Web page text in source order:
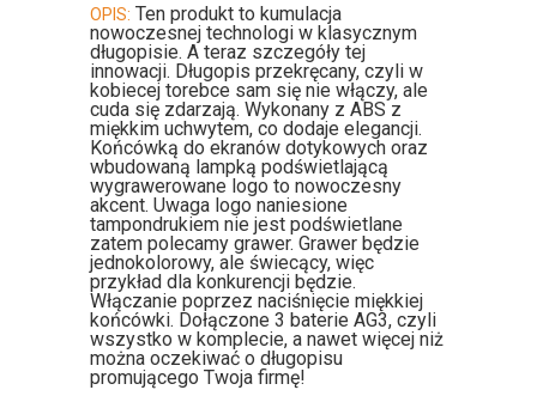
OPIS: Ten produkt to kumulacja
nowoczesnej technologi w klasycznym
długopisie. A teraz szczegóły tej
innowacji. Długopis przekręcany, czyli w
kobiecej torebce sam się nie włączy, ale
cuda się zdarzają. Wykonany z ABS z
miękkim uchwytem, co dodaje elegancji.
Końcówką do ekranów dotykowych oraz
wbudowaną lampką podświetlającą
wygrawerowane logo to nowoczesny
akcent. Uwaga logo naniesione
tampondrukiem nie jest podświetlane
zatem polecamy grawer. Grawer będzie
jednokolorowy, ale świecący, więc
przykład dla konkurencji będzie.
Włączanie poprzez naciśnięcie miękkiej
końcówki. Dołączone 3 baterie AG3, czyli
wszystko w komplecie, a nawet więcej niż
można oczekiwać o długopisu
promującego Twoja firmę!